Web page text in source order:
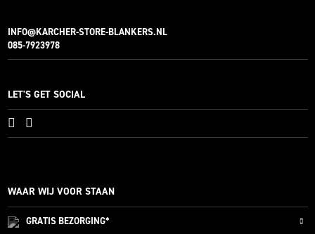
INFO@KARCHER-STORE-BLANKERS.NL
085-7923978
LET'S GET SOCIAL
WAAR WIJ VOOR STAAN
GRATISBEZORGING*